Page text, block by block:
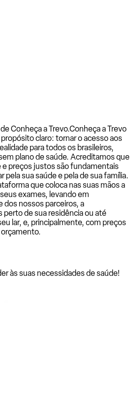
Conheça a Trevo.Conheça a Trevo
claro: tornar o acesso aos
para todos os brasileiros,
plano de saúde. Acreditamos que
e preços justos são fundamentais
pela sua saúde e pela de sua família.
que coloca nas suas mãos a
exames, levando em
dos nossos parceiros, a
de sua residência ou até
lar, e, principalmente, com preços
às suas necessidades de saúde!